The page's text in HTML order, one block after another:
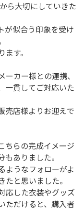
ら大切にしていきた
が似合う印象を受け
す。
カー様との連携、
一貫してご対応いた
売店様よりお迎えで
ちらの完成イメージ
ありました。
ようなフォローがよ
と思いました。
応した衣装やグッズ
ただけると、購入者